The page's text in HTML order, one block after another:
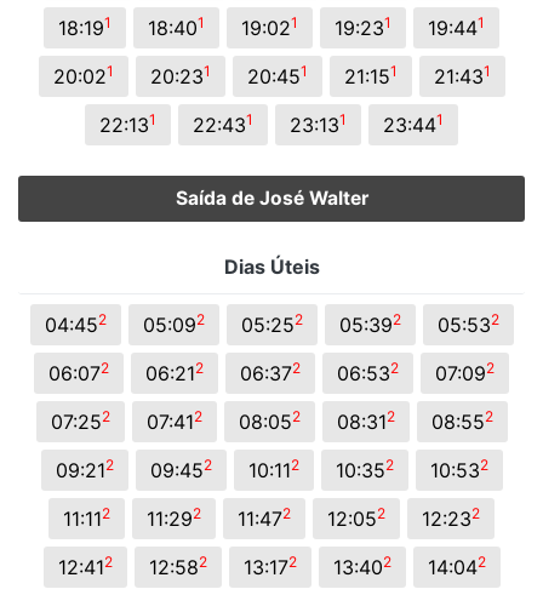
18:191 18:401 19:021 19:231 19:441
20:021 20:231 20:451 21:151 21:431
22:131 22:431 23:131 23:441
Saída de José Walter
Dias Úteis
04:452 05:092 05:252 05:392 05:532
06:072 06:212 06:372 06:532 07:092
07:252 07:412 08:052 08:312 08:552
09:212 09:452 10:112 10:352 10:532
11:112 11:292 11:472 12:052 12:232
12:412 12:582 13:172 13:402 14:042